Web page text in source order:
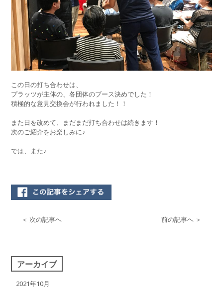
この日の打ち合わせは、
プラッツが主体の、各団体のブース決めでした！
積極的な意見交換会が行われました！！
また日を改めて、まだまだ打ち合わせは続きます！
次のご紹介をお楽しみに♪
では、また♪
＜ 次の記事へ 前の記事へ ＞
アーカイブ
2021年10月